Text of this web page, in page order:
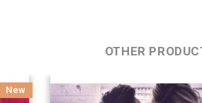
OTHER
New